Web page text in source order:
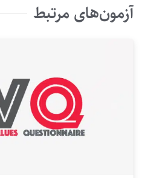
آزمون‌های مرتبط